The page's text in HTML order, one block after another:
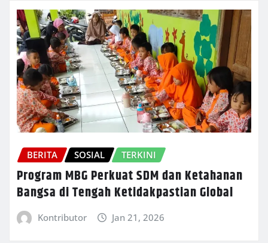
BERITA SOSIAL TERKINI
Program MBG Perkuat SDM dan Ketahanan
Bangsa di Tengah Ketidakpastian Global
Kontributor Jan 21, 2026